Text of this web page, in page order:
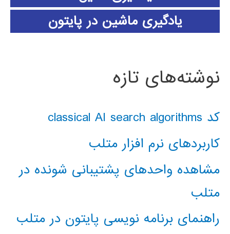
یادگیری ماشین در پایتون
نوشته‌های تازه
کد classical AI search algorithms
کاربردهای نرم افزار متلب
مشاهده واحدهای پشتیبانی شونده در
متلب
راهنمای برنامه نویسی پایتون در متلب